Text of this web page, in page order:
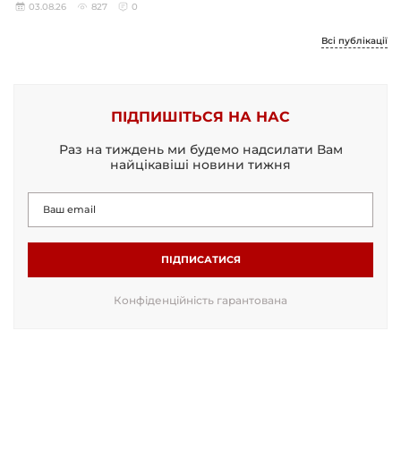
03.08.26 827 0
Всі публікації
ПІДПИШІТЬСЯ НА НАС
Раз на тиждень ми будемо надсилати Вам
найцікавіші новини тижня
ПІДПИСАТИСЯ
Конфіденційність гарантована